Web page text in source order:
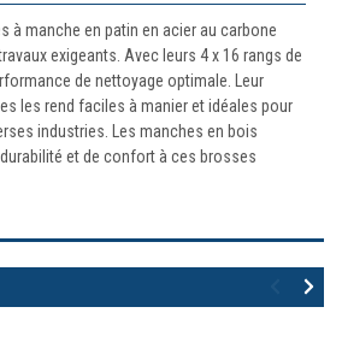
à manche en patin en acier au carbone
exigeants. Avec leurs 4 x 16 rangs de
de nettoyage optimale. Leur
les rend faciles à manier et idéales pour
industries. Les manches en bois
et de confort à ces brosses